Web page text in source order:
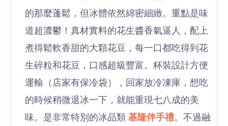
的那麼蓬鬆，但冰體依然綿密細緻。重點是味
道超濃鬱！真材實料的花生醬香氣逼人，配上
煮得鬆軟香甜的大顆花豆，每一口都吃得到花
生碎粒和花豆，口感超級豐富。杯裝設計方便
運輸（店家有保冷袋），回家放冷凍庫，想吃
的時候稍微退冰一下，就能重現七八成的美
味。是非常特別的冰品類 基隆伴手禮。不過融